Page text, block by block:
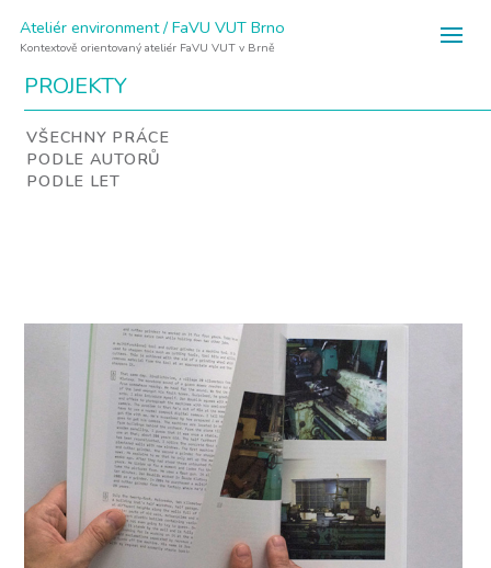
Ateliér environment / FaVU VUT Brno
Kontextově orientovaný ateliér FaVU VUT v Brně
PROJEKTY
VŠECHNY PRÁCE
PODLE AUTORŮ
PODLE LET